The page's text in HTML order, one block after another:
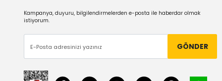
Kampanya, duyuru, bilgilendirmelerden e-posta ile haberdar olmak
istiyorum.
GÖNDER